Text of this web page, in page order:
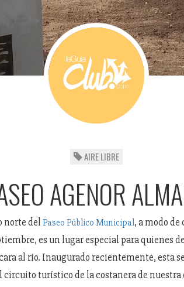
AIRE LIBRE
AGENOR
norte del Paseo Público Municipal, a modo
es un lugar especial para quienes
al río. Inaugurado recientemente, esta
turístico de la costanera de nuestra